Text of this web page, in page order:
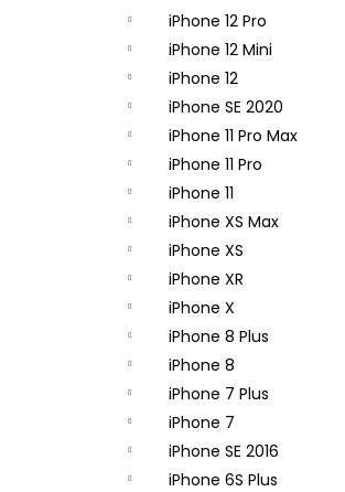
iPhone 12 Pro
iPhone 12 Mini
iPhone 12
iPhone SE 2020
iPhone 11 Pro Max
iPhone 11 Pro
iPhone 11
iPhone XS Max
iPhone XS
iPhone XR
iPhone X
iPhone 8 Plus
iPhone 8
iPhone 7 Plus
iPhone 7
iPhone SE 2016
iPhone 6S Plus